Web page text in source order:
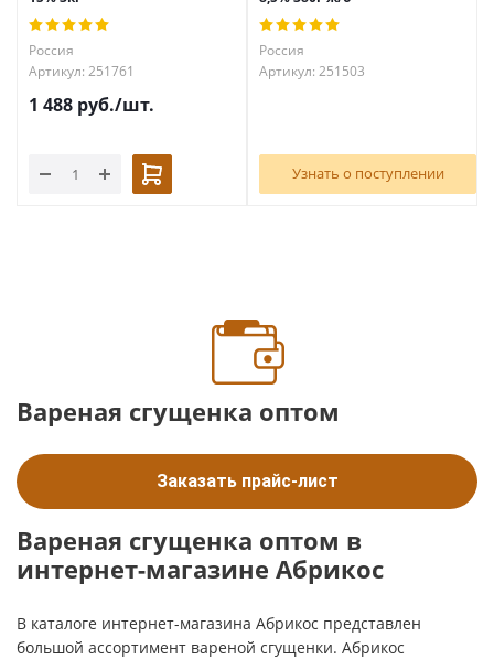
Россия
Артикул: 251761
1 488 руб./шт.
Россия
Артикул: 251503
Узнать о поступлении
Вареная сгущенка оптом
Заказать прайс-лист
Вареная сгущенка оптом в
интернет-магазине Абрикос
В каталоге интернет-магазина Абрикос представлен
большой ассортимент вареной сгущенки. Абрикос